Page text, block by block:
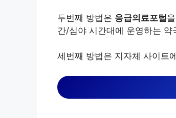
두번째 방법은 응급의료포털
간/심야 시간대에 운영하는 약
세번째 방법은 지자체 사이트